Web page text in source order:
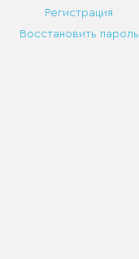
Регистрация
Восстановить пароль